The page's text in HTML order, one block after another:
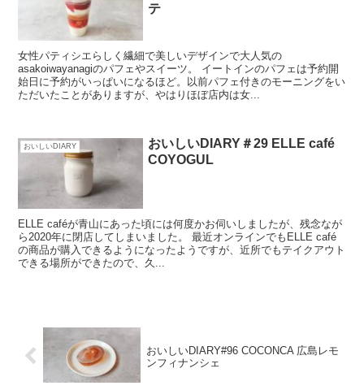
テ
女性パティシエらしく繊細で美しいデザインで大人気の
asakoiwayanagiのパフェやスイーツ。 イートインのパフェは予約開
始日に予約がいっぱいになるほど。以前パフェ付きのモーニングをい
ただいたことがありますが、やはりほぼ店内は女...
おいしいDIARY
おいしいDIARY＃29 ELLE café
COYOGUL
ELLE caféが青山にあった頃には何度かお伺いしましたが、残念なが
ら2020年に閉店してしまいました。 最近オンラインでもELLE café
の商品が購入できるようになったようですが、近所でもテイクアウト
できる場所ができたので、久...
おいしいDIARY#96 COCONCA 広島レモ
ンフィナンシェ